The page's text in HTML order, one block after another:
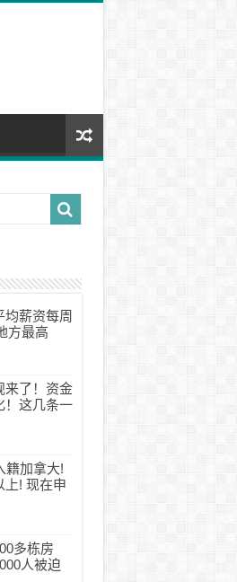
均薪资每周
方最高
来了！资金
！这几条一
籍加拿大!
上! 现在申
多栋房
人被迫